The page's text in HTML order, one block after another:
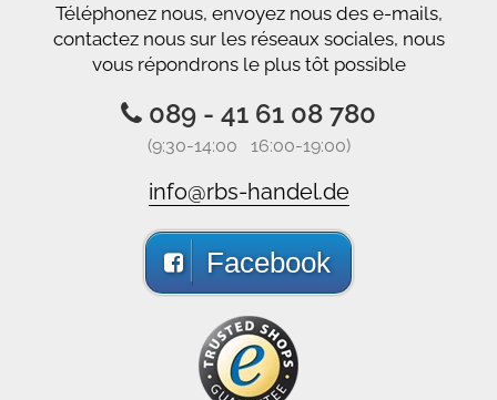
Téléphonez nous, envoyez nous des e-mails,
contactez nous sur les réseaux sociales, nous
vous répondrons le plus tôt possible
089 - 41 61 08 780
(9:30-14:00 16:00-19:00)
info@rbs-handel.de
Facebook